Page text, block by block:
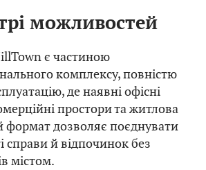
можливостей
є частиною
комплексу, повністю
де наявні офісні
простори та житлова
формат дозволяє поєднувати
справи й відпочинок без
містом.